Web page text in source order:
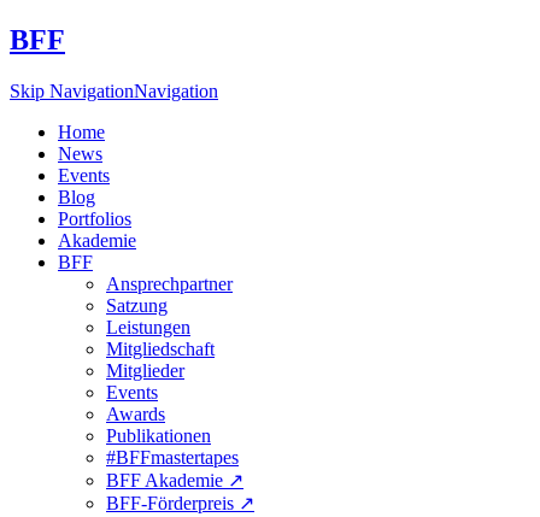
BFF
Skip NavigationNavigation
Home
News
Events
Blog
Portfolios
Akademie
BFF
Ansprechpartner
Satzung
Leistungen
Mitgliedschaft
Mitglieder
Events
Awards
Publikationen
#BFFmastertapes
BFF Akademie ↗︎
BFF-Förderpreis ↗︎